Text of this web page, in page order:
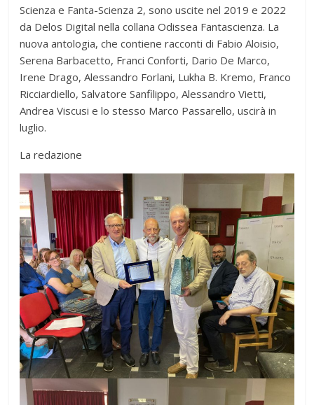
Scienza e Fanta-Scienza 2, sono uscite nel 2019 e 2022
da Delos Digital nella collana Odissea Fantascienza. La
nuova antologia, che contiene racconti di Fabio Aloisio,
Serena Barbacetto, Franci Conforti, Dario De Marco,
Irene Drago, Alessandro Forlani, Lukha B. Kremo, Franco
Ricciardiello, Salvatore Sanfilippo, Alessandro Vietti,
Andrea Viscusi e lo stesso Marco Passarello, uscirà in
luglio.
La redazione